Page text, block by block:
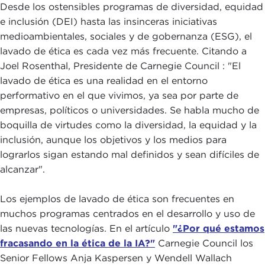
Desde los ostensibles programas de diversidad, equidad
e inclusión (DEI) hasta las insinceras iniciativas
medioambientales, sociales y de gobernanza (ESG), el
lavado de ética es cada vez más frecuente. Citando a
Joel Rosenthal, Presidente de Carnegie Council : "El
lavado de ética es una realidad en el entorno
performativo en el que vivimos, ya sea por parte de
empresas, políticos o universidades. Se habla mucho de
boquilla de virtudes como la diversidad, la equidad y la
inclusión, aunque los objetivos y los medios para
lograrlos sigan estando mal definidos y sean difíciles de
alcanzar".
Los ejemplos de lavado de ética son frecuentes en
muchos programas centrados en el desarrollo y uso de
las nuevas tecnologías. En el artículo "¿Por qué estamos
fracasando en la ética de la IA?" Carnegie Council los
Senior Fellows Anja Kaspersen y Wendell Wallach